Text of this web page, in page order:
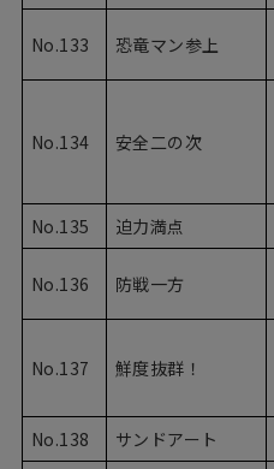
No.133 恐竜マン参上
No.134 安全二の次
No.135
迫力満点
No.136 防戦一方
No.137 鮮度抜群！
No.138
サンドアート